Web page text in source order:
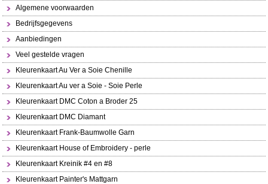
Algemene voorwaarden
Bedrijfsgegevens
Aanbiedingen
Veel gestelde vragen
Kleurenkaart Au Ver a Soie Chenille
Kleurenkaart Au ver a Soie - Soie Perle
Kleurenkaart DMC Coton a Broder 25
Kleurenkaart DMC Diamant
Kleurenkaart Frank-Baumwolle Garn
Kleurenkaart House of Embroidery - perle
Kleurenkaart Kreinik #4 en #8
Kleurenkaart Painter's Mattgarn